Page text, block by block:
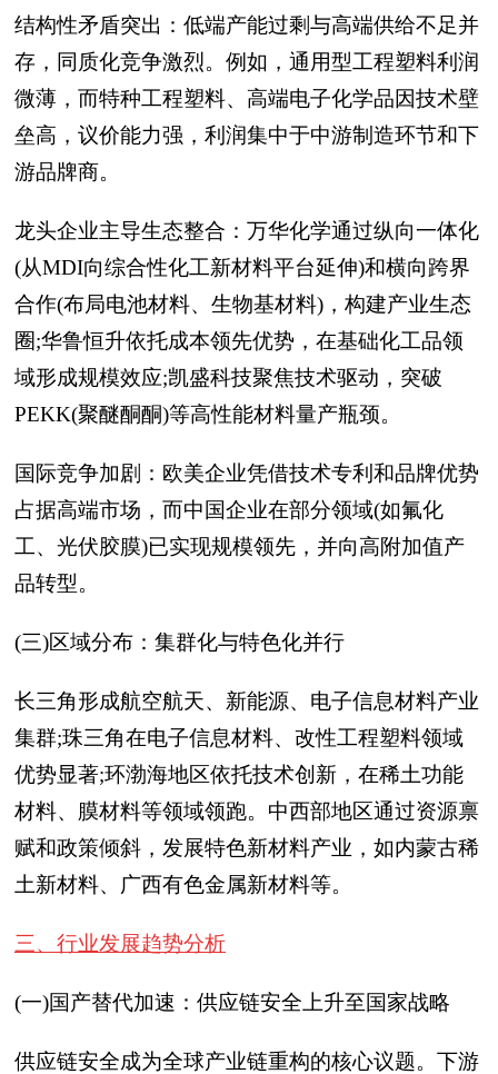
结构性矛盾突出：低端产能过剩与高端供给不足并
存，同质化竞争激烈。例如，通用型工程塑料利润
微薄，而特种工程塑料、高端电子化学品因技术壁
垒高，议价能力强，利润集中于中游制造环节和下
游品牌商。
龙头企业主导生态整合：万华化学通过纵向一体化
(从MDI向综合性化工新材料平台延伸)和横向跨界
合作(布局电池材料、生物基材料)，构建产业生态
圈;华鲁恒升依托成本领先优势，在基础化工品领
域形成规模效应;凯盛科技聚焦技术驱动，突破
PEKK(聚醚酮酮)等高性能材料量产瓶颈。
国际竞争加剧：欧美企业凭借技术专利和品牌优势
占据高端市场，而中国企业在部分领域(如氟化
工、光伏胶膜)已实现规模领先，并向高附加值产
品转型。
(三)区域分布：集群化与特色化并行
长三角形成航空航天、新能源、电子信息材料产业
集群;珠三角在电子信息材料、改性工程塑料领域
优势显著;环渤海地区依托技术创新，在稀土功能
材料、膜材料等领域领跑。中西部地区通过资源禀
赋和政策倾斜，发展特色新材料产业，如内蒙古稀
土新材料、广西有色金属新材料等。
三、行业发展趋势分析
(一)国产替代加速：供应链安全上升至国家战略
供应链安全成为全球产业链重构的核心议题。下游